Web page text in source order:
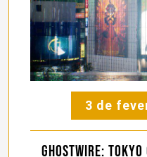
3 de
Ghostwire: Tokyo